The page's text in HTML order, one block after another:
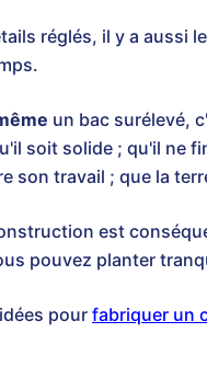
réglés, il y a aussi
un bac surélevé,
soit solide ; qu'il ne
son travail ; que la
est
pouvez planter
pour fabriquer un